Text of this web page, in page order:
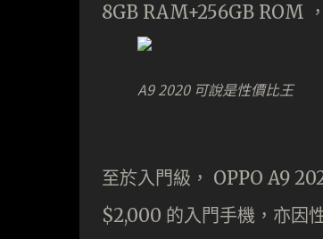
8GB RAM+256GB ROM
A9 2020 可說是性價比王
至於入門級， OPPO A9
$2,000 的入門手機，亦因